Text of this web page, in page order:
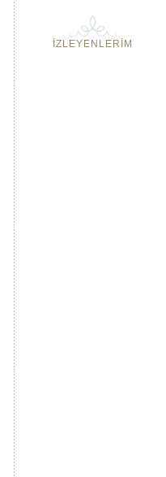
İZLEYENLERİM